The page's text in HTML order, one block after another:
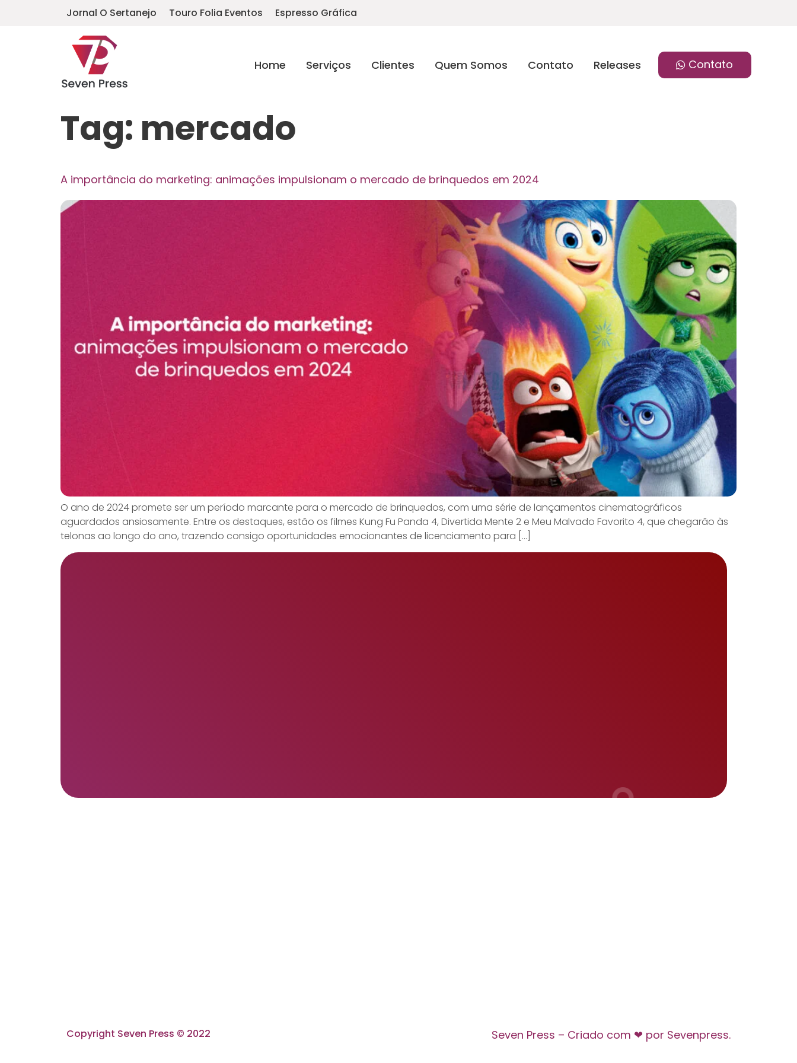
Jornal O Sertanejo Touro Folia Eventos Espresso Gráfica
Home Serviços Clientes Quem Somos Contato Releases Contato
Tag: mercado
A importância do marketing: animações impulsionam o mercado de brinquedos em 2024
O ano de 2024 promete ser um período marcante para o mercado de brinquedos, com uma série de lançamentos cinematográficos
aguardados ansiosamente. Entre os destaques, estão os filmes Kung Fu Panda 4, Divertida Mente 2 e Meu Malvado Favorito 4, que chegarão às
telonas ao longo do ano, trazendo consigo oportunidades emocionantes de licenciamento para […]
Copyright Seven Press © 2022 Seven Press – Criado com ❤ por Sevenpress.